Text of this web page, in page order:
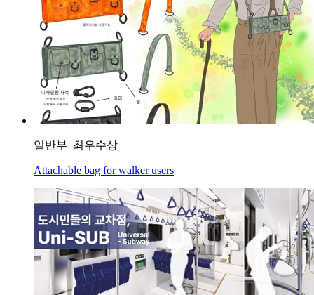
일반부_최우수상
Attachable bag for walker users